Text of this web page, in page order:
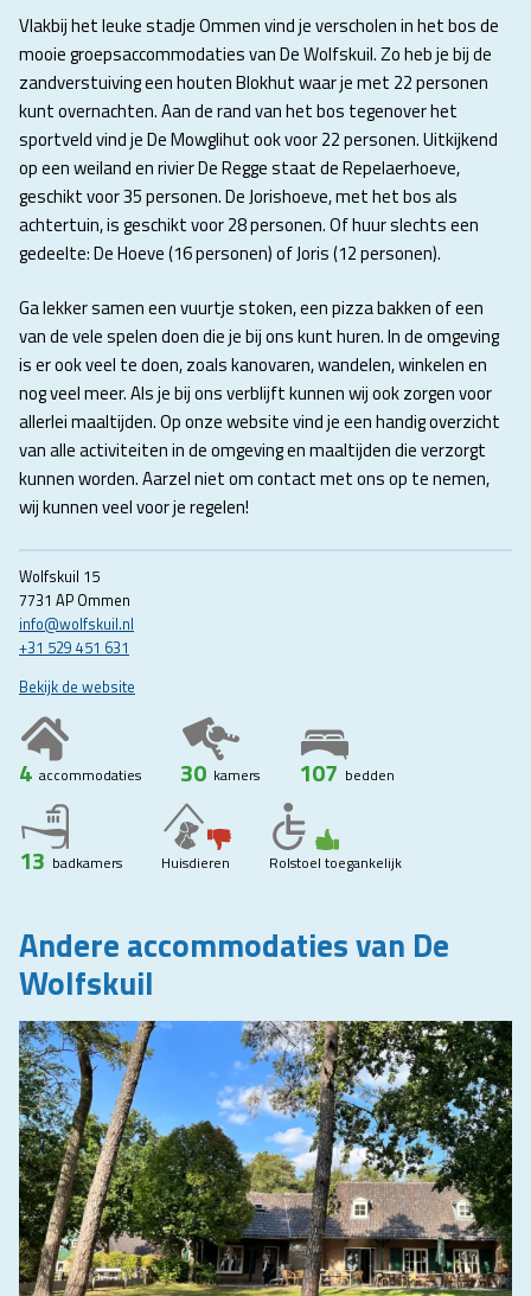
Wolfskuil 15
7731 AP Ommen
info@wolfskuil.nl
+31 529 451 631
Bekijk de website
4 accommodaties 30 kamers 107 bedden
13 badkamers Huisdieren Rolstoel toegankelijk
Vlakbij het leuke stadje Ommen vind je verscholen in het bos de
mooie groepsaccommodaties van De Wolfskuil. Zo heb je bij de
zandverstuiving een houten Blokhut waar je met 22 personen
kunt overnachten. Aan de rand van het bos tegenover het
sportveld vind je De Mowglihut ook voor 22 personen. Uitkijkend
op een weiland en rivier De Regge staat de Repelaerhoeve,
geschikt voor 35 personen. De Jorishoeve, met het bos als
achtertuin, is geschikt voor 28 personen. Of huur slechts een
gedeelte: De Hoeve (16 personen) of Joris (12 personen).
Ga lekker samen een vuurtje stoken, een pizza bakken of een
van de vele spelen doen die je bij ons kunt huren. In de omgeving
is er ook veel te doen, zoals kanovaren, wandelen, winkelen en
nog veel meer. Als je bij ons verblijft kunnen wij ook zorgen voor
allerlei maaltijden. Op onze website vind je een handig overzicht
van alle activiteiten in de omgeving en maaltijden die verzorgt
kunnen worden. Aarzel niet om contact met ons op te nemen,
wij kunnen veel voor je regelen!
Andere accommodaties van De
Wolfskuil